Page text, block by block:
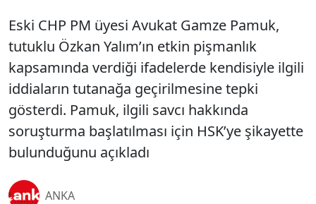
Eski CHP PM üyesi Avukat Gamze Pamuk,
tutuklu Özkan Yalım’ın etkin pişmanlık
kapsamında verdiği ifadelerde kendisiyle ilgili
iddiaların tutanağa geçirilmesine tepki
gösterdi. Pamuk, ilgili savcı hakkında
soruşturma başlatılması için HSK’ye şikayette
bulunduğunu açıkladı
ANKA